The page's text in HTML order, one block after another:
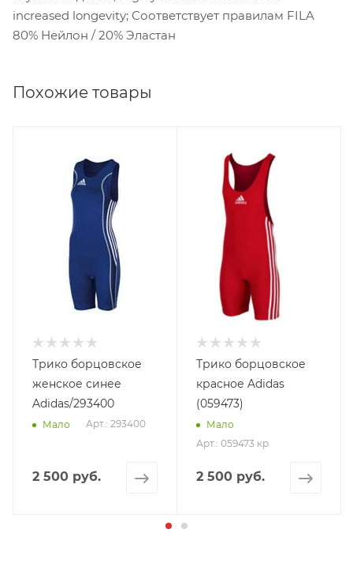
increased longevity; Соответствует правилам FILA
80% Нейлон / 20% Эластан
Похожие товары
Трико борцовское
женское синее
Adidas/293400
Мало Арт.: 293400
2 500 руб.
Трико борцовское
красное Adidas
(059473)
Мало
Арт.: 059473 кр
2 500 руб.